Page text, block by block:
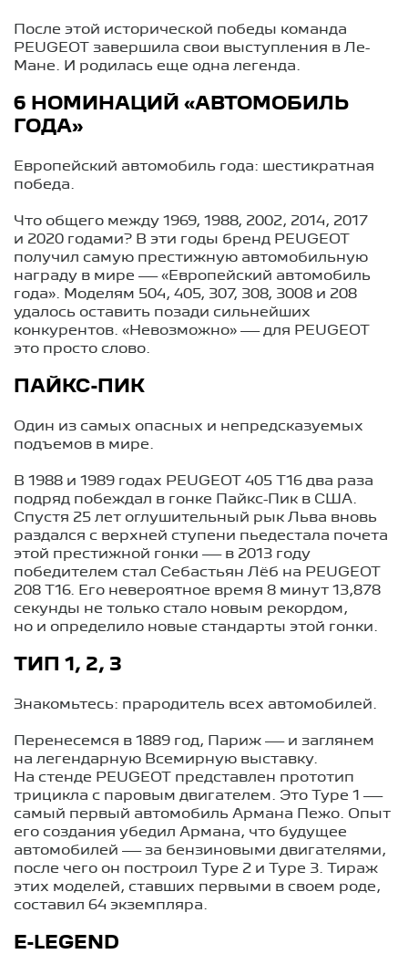
После этой исторической победы команда
PEUGEOT завершила свои выступления в Ле-
Мане. И родилась еще одна легенда.
6 НОМИНАЦИЙ «АВТОМОБИЛЬ
ГОДА»
Европейский автомобиль года: шестикратная
победа.
Что общего между 1969, 1988, 2002, 2014, 2017
и 2020 годами? В эти годы бренд PEUGEOT
получил самую престижную автомобильную
награду в мире — «Европейский автомобиль
года». Моделям 504, 405, 307, 308, 3008 и 208
удалось оставить позади сильнейших
конкурентов. «Невозможно» — для PEUGEOT
это просто слово.
ПАЙКС-ПИК
Один из самых опасных и непредсказуемых
подъемов в мире.
В 1988 и 1989 годах PEUGEOT 405 T16 два раза
подряд побеждал в гонке Пайкс-Пик в США.
Спустя 25 лет оглушительный рык Льва вновь
раздался с верхней ступени пьедестала почета
этой престижной гонки — в 2013 году
победителем стал Себастьян Лёб на PEUGEOT
208 T16. Его невероятное время 8 минут 13,878
секунды не только стало новым рекордом,
но и определило новые стандарты этой гонки.
ТИП 1, 2, 3
Знакомьтесь: прародитель всех автомобилей.
Перенесемся в 1889 год, Париж — и заглянем
на легендарную Всемирную выставку.
На стенде PEUGEOT представлен прототип
трицикла с паровым двигателем. Это Type 1 —
самый первый автомобиль Армана Пежо. Опыт
его создания убедил Армана, что будущее
автомобилей — за бензиновыми двигателями,
после чего он построил Type 2 и Type 3. Тираж
этих моделей, ставших первыми в своем роде,
составил 64 экземпляра.
E-LEGEND